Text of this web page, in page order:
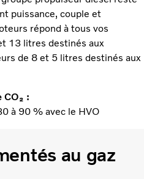
puissance, couple et
répond à tous vos
13 litres destinés aux
de 8 et 5 litres destinés aux
CO₂ :
à 90 % avec le HVO
au gaz